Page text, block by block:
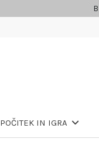
POČITEK IN IGRA